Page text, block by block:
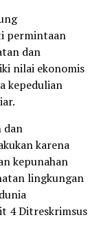
permintaan
dan
nilai ekonomis
kepedulian
dan
karena
kepunahan
lingkungan
4 Ditreskrimsus